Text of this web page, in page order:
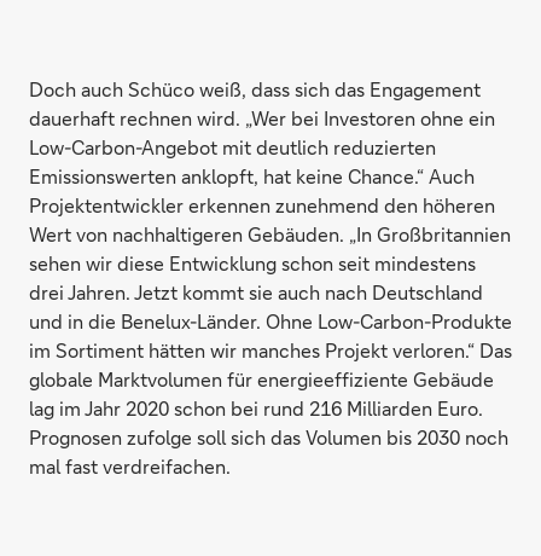
Doch auch Schüco weiß, dass sich das Engagement
dauerhaft rechnen wird. „Wer bei Investoren ohne ein
Low-Carbon-Angebot mit deutlich reduzierten
Emissionswerten anklopft, hat keine Chance.“ Auch
Projektentwickler erkennen zunehmend den höheren
Wert von nachhaltigeren Gebäuden. „In Großbritannien
sehen wir diese Entwicklung schon seit mindestens
drei Jahren. Jetzt kommt sie auch nach Deutschland
und in die Benelux-Länder. Ohne Low-Carbon-Produkte
im Sortiment hätten wir manches Projekt verloren.“ Das
globale Marktvolumen für energieeffiziente Gebäude
lag im Jahr 2020 schon bei rund 216 Milliarden Euro.
Prognosen zufolge soll sich das Volumen bis 2030 noch
mal fast verdreifachen.